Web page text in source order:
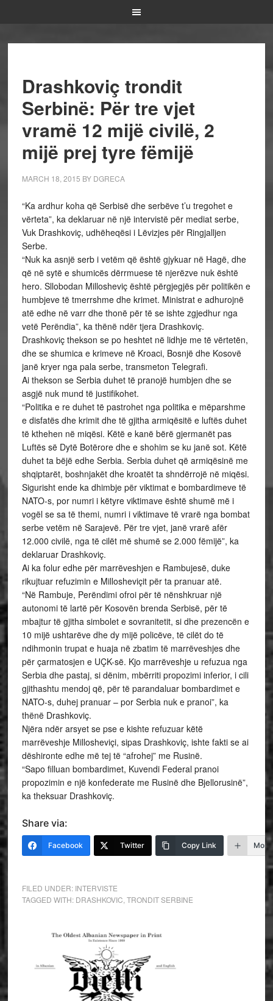
Drashkoviç trondit
Serbinë: Për tre vjet
vramë 12 mijë civilë, 2
mijë prej tyre fëmijë
MARCH 18, 2015 BY DGRECA
“Ka ardhur koha që Serbisë dhe serbëve t’u tregohet e
vërteta”, ka deklaruar në një intervistë për mediat serbe,
Vuk Drashkoviç, udhëheqësi i Lëvizjes për Ringjalljen
Serbe.
“Nuk ka asnjë serb i vetëm që është gjykuar në Hagë, dhe
që në sytë e shumicës dërrmuese të njerëzve nuk është
hero. Sllobodan Millosheviç është përgjegjës për politikën e
humbjeve të tmerrshme dhe krimet. Ministrat e adhurojnë
atë edhe në varr dhe thonë për të se ishte zgjedhur nga
vetë Perëndia”, ka thënë ndër tjera Drashkoviç.
Drashkoviç thekson se po heshtet në lidhje me të vërtetën,
dhe se shumica e krimeve në Kroaci, Bosnjë dhe Kosovë
janë kryer nga pala serbe, transmeton Telegrafi.
Ai thekson se Serbia duhet të pranojë humbjen dhe se
asgjë nuk mund të justifikohet.
“Politika e re duhet të pastrohet nga politika e mëparshme
e disfatës dhe krimit dhe të gjitha armiqësitë e luftës duhet
të kthehen në miqësi. Këtë e kanë bërë gjermanët pas
Luftës së Dytë Botërore dhe e shohim se ku janë sot. Këtë
duhet ta bëjë edhe Serbia. Serbia duhet që armiqësinë me
shqiptarët, boshnjakët dhe kroatët ta shndërrojë në miqësi.
Sigurisht ende ka dhimbje për viktimat e bombardimeve të
NATO-s, por numri i këtyre viktimave është shumë më i
vogël se sa të themi, numri i viktimave të vrarë nga bombat
serbe vetëm në Sarajevë. Për tre vjet, janë vrarë afër
12.000 civilë, nga të cilët më shumë se 2.000 fëmijë”, ka
deklaruar Drashkoviç.
Ai ka folur edhe për marrëveshjen e Rambujesë, duke
rikujtuar refuzimin e Millosheviçit për ta pranuar atë.
“Në Rambuje, Perëndimi ofroi për të nënshkruar një
autonomi të lartë për Kosovën brenda Serbisë, për të
mbajtur të gjitha simbolet e sovranitetit, si dhe prezencën e
10 mijë ushtarëve dhe dy mijë policëve, të cilët do të
ndihmonin trupat e huaja në zbatim të marrëveshjes dhe
për çarmatosjen e UÇK-së. Kjo marrëveshje u refuzua nga
Serbia dhe pastaj, si dënim, mbërriti propozimi inferior, i cili
gjithashtu mendoj që, për të parandaluar bombardimet e
NATO-s, duhej pranuar – por Serbia nuk e pranoi”, ka
thënë Drashkoviç.
Njëra ndër arsyet se pse e kishte refuzuar këtë
marrëveshje Millosheviçi, sipas Drashkoviç, ishte fakti se ai
dëshironte edhe më tej të “afrohej” me Rusinë.
“Sapo filluan bombardimet, Kuvendi Federal pranoi
propozimin e një konfederate me Rusinë dhe Bjellorusinë”,
ka theksuar Drashkoviç.
Share via:
Facebook Twitter Copy Link More
FILED UNDER: INTERVISTE
TAGGED WITH: DRASHKOVIC TRONDIT SERBINE